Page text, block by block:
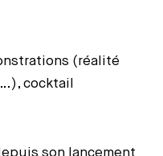
(réalité
cocktail
son lancement